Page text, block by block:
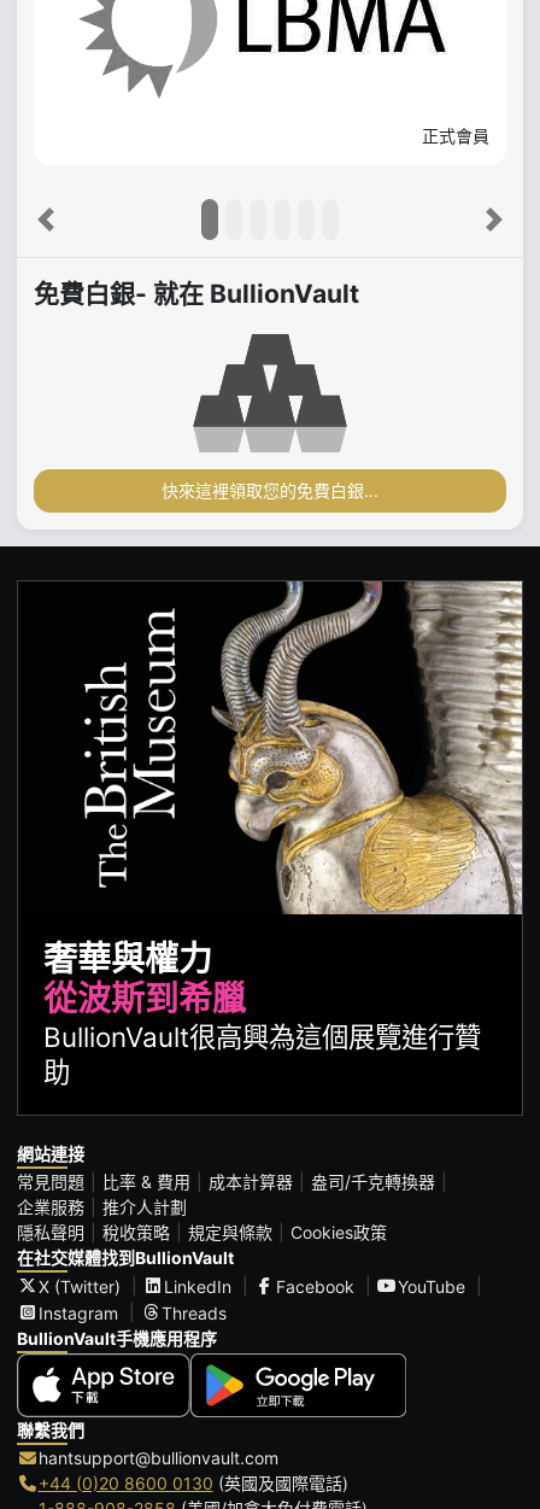
正式會員
Previous Next
免費白銀- 就在 BullionVault
快來這裡領取您的免費白銀...
奢華與權力
從波斯到希臘
BullionVault很高興為這個展覽進行贊
助
網站連接
常見問題
比率 & 費用 成本計算器
盎司/千克轉換器
企業服務
推介人計劃
隱私聲明
稅收策略 規定與條款
Cookies政策
在社交媒體找到BullionVault
X (Twitter)
LinkedIn Facebook
YouTube
Instagram
Threads
BullionVault手機應用程序
聯繫我們
hantsupport@bullionvault.com
+44 (0)20 8600 0130 (英國及國際電話)